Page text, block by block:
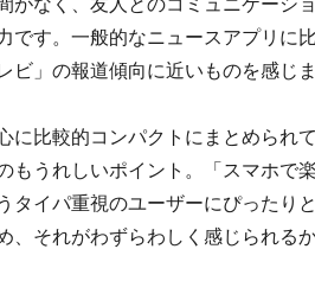
です。一般的なニュースアプリに
ビ」の報道傾向に近いものを感じま
に比較的コンパクトにまとめられ
もうれしいポイント。「スマホで
タイパ重視のユーザーにぴったり
、それがわずらわしく感じられる